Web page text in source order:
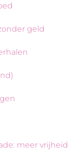
geld
meer vrijheid